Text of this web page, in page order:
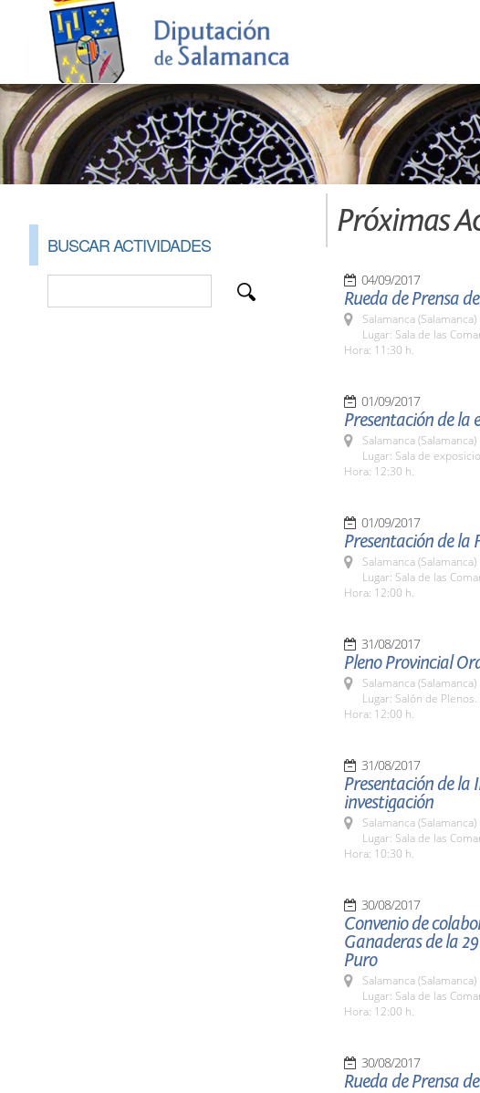
BUSCAR ACTIVIDADES
Próximas
04/09/2017
Rueda de Prensa
Salamanca (Salamanca)
Lugar: Sala de las
Hora: 11:30 h.
01/09/2017
Presentación de la
Salamanca (Salamanca)
Lugar: Sala de
Hora: 12:30 h.
01/09/2017
Presentación de la
Salamanca (Salamanca)
Lugar: Sala de las
Hora: 12:00 h.
31/08/2017
Pleno Provincial
Salamanca (Salamanca)
Lugar: Salón de
Hora: 12:00 h.
31/08/2017
Presentación de la
investigación
Salamanca (Salamanca)
Lugar: Sala de las
Hora: 10:30 h.
30/08/2017
Convenio de
Ganaderas de la
Puro
Salamanca (Salamanca)
Lugar: Sala de las
Hora: 12:00 h.
30/08/2017
Rueda de Prensa